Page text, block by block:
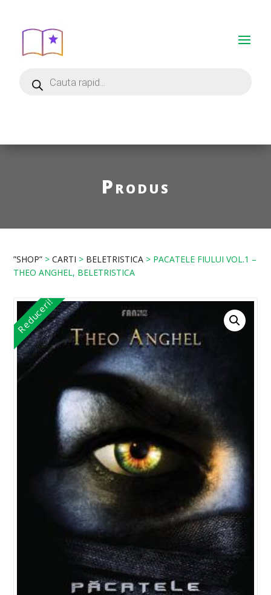
Produs
”SHOP” >CARTI > BELETRISTICA > PACATELE FIULUI VOL.1 –
THEO ANGHEL, BELETRISTICA
Reduceri!